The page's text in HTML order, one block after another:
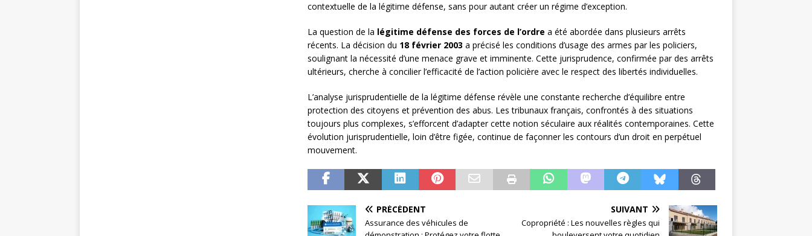
contextuelle de la légitime défense, sans pour autant créer un régime d’exception.
La question de la légitime défense des forces de l’ordre a été abordée dans plusieurs arrêts
récents. La décision du 18 février 2003 a précisé les conditions d’usage des armes par les policiers,
soulignant la nécessité d’une menace grave et imminente. Cette jurisprudence, confirmée par des arrêts
ultérieurs, cherche à concilier l’efficacité de l’action policière avec le respect des libertés individuelles.
L’analyse jurisprudentielle de la légitime défense révèle une constante recherche d’équilibre entre
protection des citoyens et prévention des abus. Les tribunaux français, confrontés à des situations
toujours plus complexes, s’efforcent d’adapter cette notion séculaire aux réalités contemporaines. Cette
évolution jurisprudentielle, loin d’être figée, continue de façonner les contours d’un droit en perpétuel
mouvement.
PRÉCÉDENT
Assurance des véhicules de
SUIVANT
Copropriété : Les nouvelles règles qui